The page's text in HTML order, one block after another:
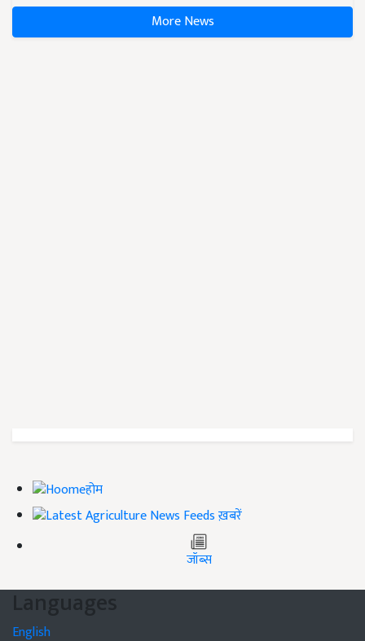
More News
होम
ख़बरें
जॉब्स
Languages
English